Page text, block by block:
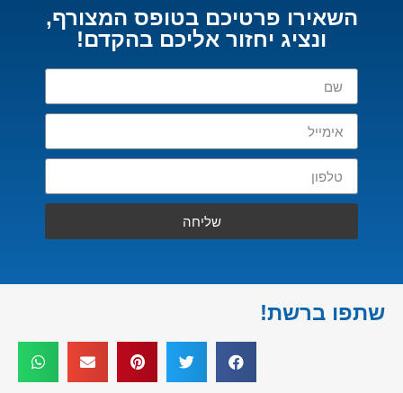
השאירו פרטיכם בטופס המצורף,
ונציג יחזור אליכם בהקדם!
שליחה
שתפו ברשת!